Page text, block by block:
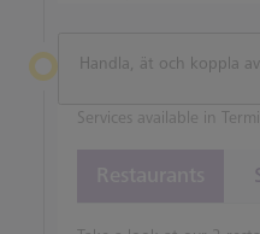
Handla, ät och koppla av
Services available in